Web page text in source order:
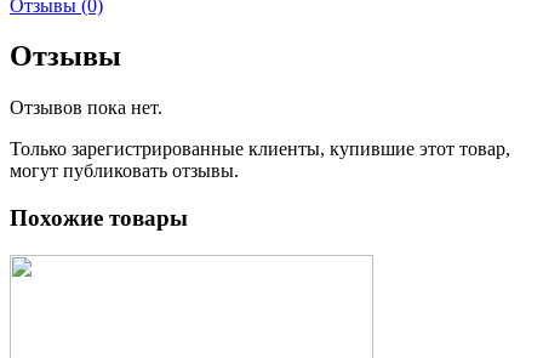
Отзывы (0)
Отзывы
Отзывов пока нет.
Только зарегистрированные клиенты, купившие этот товар,
могут публиковать отзывы.
Похожие товары